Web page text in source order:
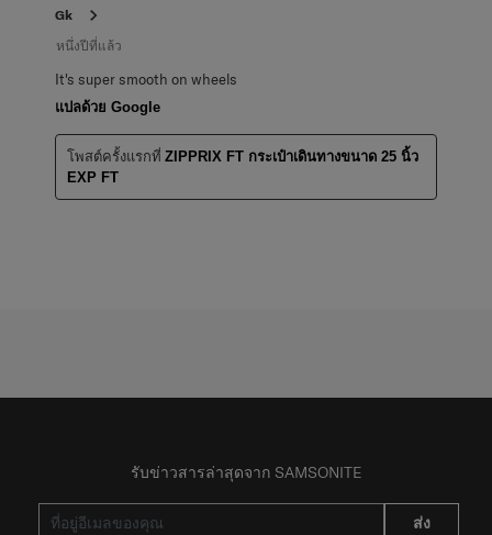
Gk
หนึ่งปีที่แล้ว
It's super smooth on wheels
แปลด้วย Google
โพสต์ครั้งแรกที่ ZIPPRIX FT กระเป๋าเดินทางขนาด 25 นิ้ว
EXP FT
รับข่าวสารล่าสุดจาก SAMSONITE
ส่ง